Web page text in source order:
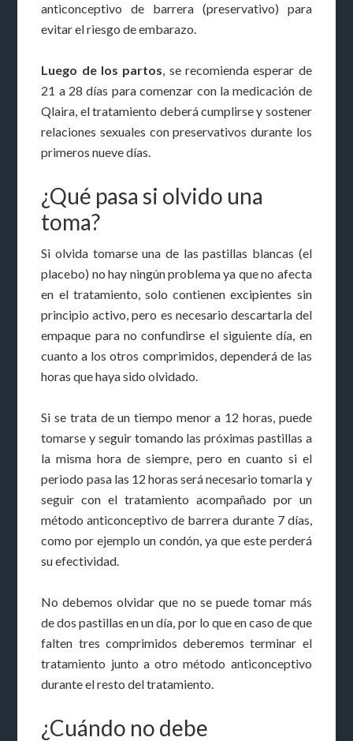
anticonceptivo de barrera (preservativo) para
evitar el riesgo de embarazo.
Luego de los partos, se recomienda esperar de
21 a 28 días para comenzar con la medicación de
Qlaira, el tratamiento deberá cumplirse y sostener
relaciones sexuales con preservativos durante los
primeros nueve días.
¿Qué pasa si olvido una
toma?
Si olvida tomarse una de las pastillas blancas (el
placebo) no hay ningún problema ya que no afecta
en el tratamiento, solo contienen excipientes sin
principio activo, pero es necesario descartarla del
empaque para no confundirse el siguiente día, en
cuanto a los otros comprimidos, dependerá de las
horas que haya sido olvidado.
Si se trata de un tiempo menor a 12 horas, puede
tomarse y seguir tomando las próximas pastillas a
la misma hora de siempre, pero en cuanto si el
periodo pasa las 12 horas será necesario tomarla y
seguir con el tratamiento acompañado por un
método anticonceptivo de barrera durante 7 días,
como por ejemplo un condón, ya que este perderá
su efectividad.
No debemos olvidar que no se puede tomar más
de dos pastillas en un día, por lo que en caso de que
falten tres comprimidos deberemos terminar el
tratamiento junto a otro método anticonceptivo
durante el resto del tratamiento.
¿Cuándo no debe